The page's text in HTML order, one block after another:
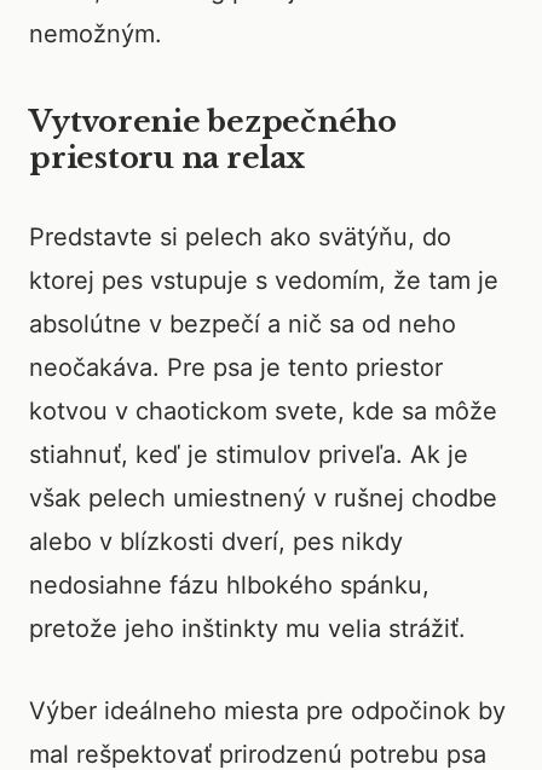
nemožným.
Vytvorenie bezpečného
priestoru na relax
Predstavte si pelech ako svätýňu, do
ktorej pes vstupuje s vedomím, že tam je
absolútne v bezpečí a nič sa od neho
neočakáva. Pre psa je tento priestor
kotvou v chaotickom svete, kde sa môže
stiahnuť, keď je stimulov priveľa. Ak je
však pelech umiestnený v rušnej chodbe
alebo v blízkosti dverí, pes nikdy
nedosiahne fázu hlbokého spánku,
pretože jeho inštinkty mu velia strážiť.
Výber ideálneho miesta pre odpočinok by
mal rešpektovať prirodzenú potrebu psa